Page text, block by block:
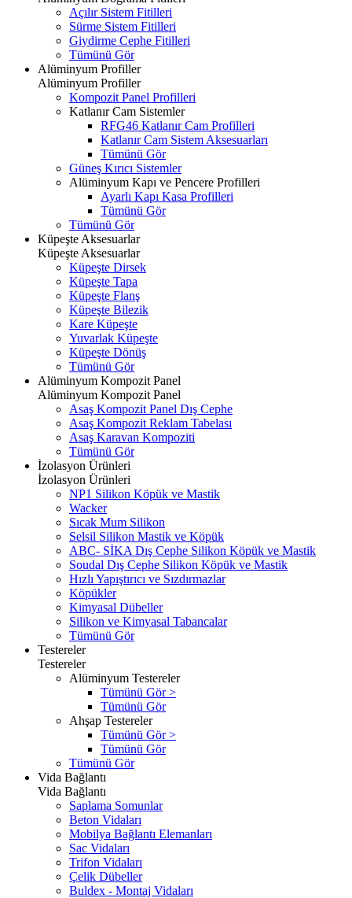
Açılır Sistem Fitilleri
Sürme Sistem Fitilleri
Giydirme Cephe Fitilleri
Tümünü Gör
Alüminyum Profiller
Alüminyum Profiller
Kompozit Panel Profilleri
Katlanır Cam Sistemler
RFG46 Katlanır Cam Profilleri
Katlanır Cam Sistem Aksesuarları
Tümünü Gör
Güneş Kırıcı Sistemler
Alüminyum Kapı ve Pencere Profilleri
Ayarlı Kapı Kasa Profilleri
Tümünü Gör
Tümünü Gör
Küpeşte Aksesuarlar
Küpeşte Aksesuarlar
Küpeşte Dirsek
Küpeşte Tapa
Küpeşte Flanş
Küpeşte Bilezik
Kare Küpeşte
Yuvarlak Küpeşte
Küpeşte Dönüş
Tümünü Gör
Alüminyum Kompozit Panel
Alüminyum Kompozit Panel
Asaş Kompozit Panel Dış Cephe
Asaş Kompozit Reklam Tabelası
Asaş Karavan Kompoziti
Tümünü Gör
İzolasyon Ürünleri
İzolasyon Ürünleri
NP1 Silikon Köpük ve Mastik
Wacker
Sıcak Mum Silikon
Selsil Silikon Mastik ve Köpük
ABC- SİKA Dış Cephe Silikon Köpük ve Mastik
Soudal Dış Cephe Silikon Köpük ve Mastik
Hızlı Yapıştırıcı ve Sızdırmazlar
Köpükler
Kimyasal Dübeller
Silikon ve Kimyasal Tabancalar
Tümünü Gör
Testereler
Testereler
Alüminyum Testereler
Tümünü Gör >
Tümünü Gör
Ahşap Testereler
Tümünü Gör >
Tümünü Gör
Tümünü Gör
Vida Bağlantı
Vida Bağlantı
Saplama Somunlar
Beton Vidaları
Mobilya Bağlantı Elemanları
Sac Vidaları
Trifon Vidaları
Çelik Dübeller
Buldex - Montaj Vidaları